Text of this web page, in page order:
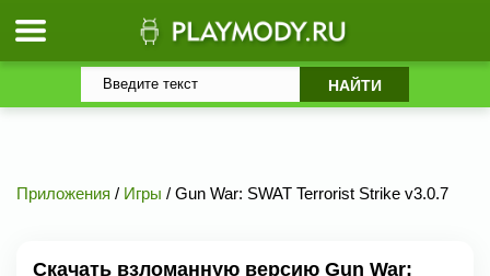
Приложения / Игры / Gun War: SWAT Terrorist Strike v3.0.7
Скачать взломанную версию Gun War: